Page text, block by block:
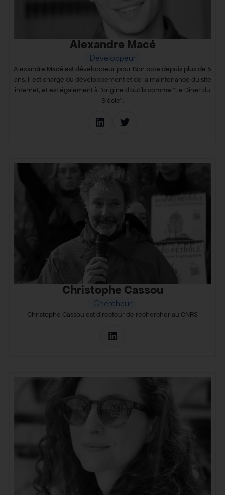
Alexandre Macé
Développeur
Alexandre Macé est développeur pour Bon pote depuis plus de 5
ans. Il est chargé du développement et de la maintenance du site
internet, et est également à l’origine d’outils comme “Le Diner du
Siècle”.
Christophe Cassou
Chercheur
Christophe Cassou est directeur de rechercher au CNRS